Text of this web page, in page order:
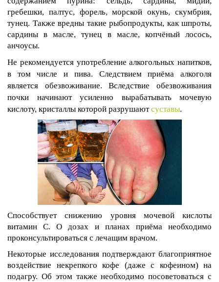
гребешки, палтус, форель, морской окунь, скумбрия,
тунец. Также вредны такие рыбопродукты, как шпроты,
сардины в масле, тунец в масле, копчёный лосось,
анчоусы.
Не рекомендуется употребление алкогольных напитков,
в том числе и пива. Следствием приёма алкоголя
является обезвоживание. Вследствие обезвоживания
почки начинают усиленно вырабатывать мочевую
кислоту, кристаллы которой разрушаютсуставы.
Способствует снижению уровня мочевой кислоты
витамин С. О дозах и планах приёма необходимо
проконсультироваться с лечащим врачом.
Некоторые исследования подтверждают благоприятное
воздействие некрепкого кофе (даже с кофеином) на
подагру. Об этом также необходимо посоветоваться с